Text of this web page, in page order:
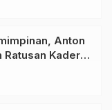
Anton
Ratusan Kader
Rayakan Ultah